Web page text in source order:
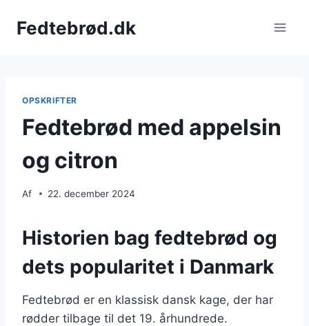
Fedtebrød.dk
OPSKRIFTER
Fedtebrød med appelsin
og citron
Af 22. december 2024
Historien bag fedtebrød og
dets popularitet i Danmark
Fedtebrød er en klassisk dansk kage, der har
rødder tilbage til det 19. århundrede.